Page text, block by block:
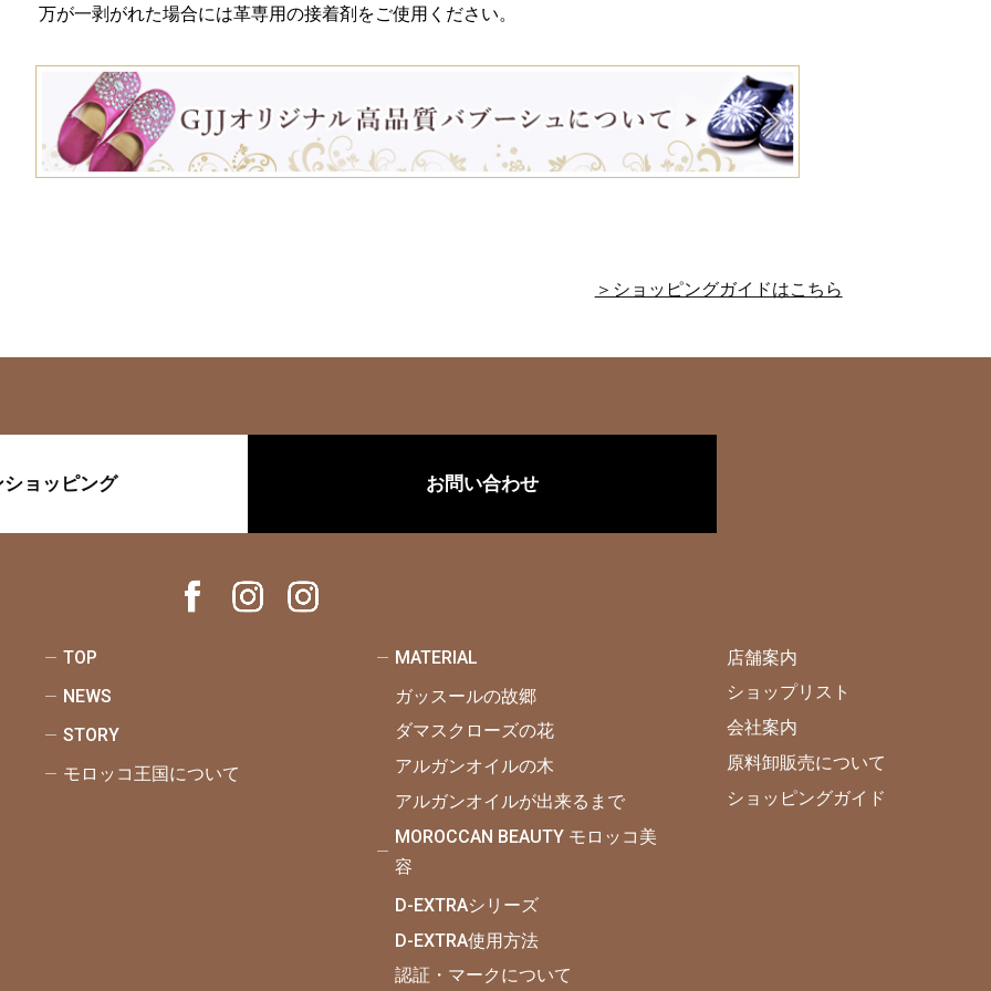
万が一剥がれた場合には革専用の接着剤をご使用ください。
＞ショッピングガイドはこちら
ョッピング お問い合わせ
TOP
NEWS
STORY
モロッコ王国について
MATERIAL
ガッスールの故郷
ダマスクローズの花
アルガンオイルの木
アルガンオイルが出来るまで
MOROCCAN BEAUTY モロッコ美
容
D-EXTRAシリーズ
D-EXTRA使用方法
認証・マークについて
店舗案内
ショップリスト
会社案内
原料卸販売について
ショッピングガイド